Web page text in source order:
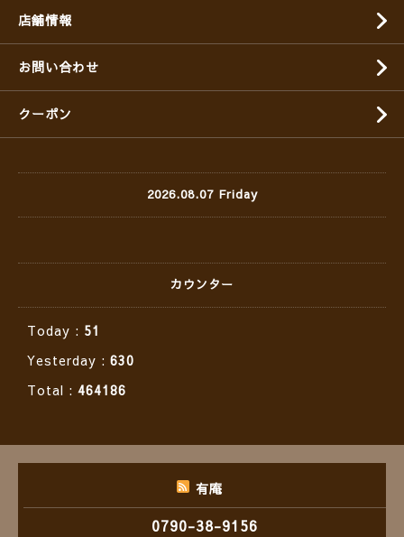
店舗情報
お問い合わせ
クーポン
2026.08.07 Friday
カウンター
Today : 51
Yesterday : 630
Total : 464186
有庵
0790-38-9156